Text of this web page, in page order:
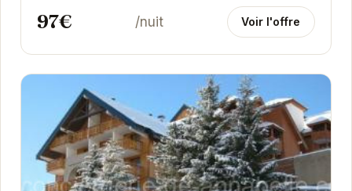
97€ /nuit Voir l'offre